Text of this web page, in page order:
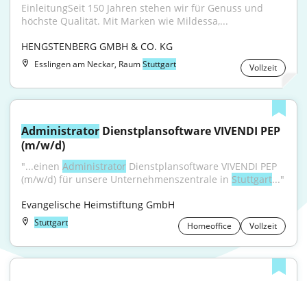
EinleitungSeit 150 Jahren stehen wir für Genuss und
höchste Qualität. Mit Marken wie Mildessa,...
HENGSTENBERG GMBH & CO. KG
Esslingen am Neckar, RaumStuttgart Vollzeit
Administrator Dienstplansoftware VIVENDI PEP
(m/w/d)
"...einen Administrator Dienstplansoftware VIVENDI PEP
(m/w/d) für unsere Unternehmenszentrale in Stuttgart..."
Evangelische Heimstiftung GmbH
Stuttgart Homeoffice Vollzeit